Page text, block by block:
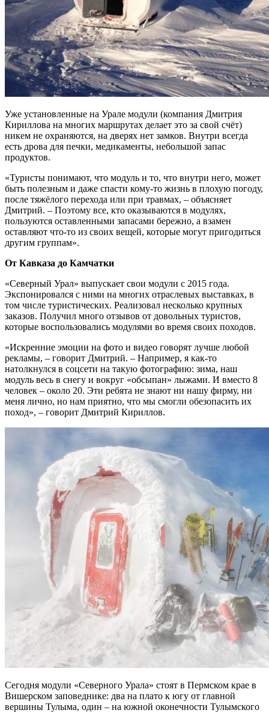
Уже установленные на Урале модули (компания Дмитрия
Кириллова на многих маршрутах делает это за свой счёт)
никем не охраняются, на дверях нет замков. Внутри всегда
есть дрова для печки, медикаменты, небольшой запас
продуктов.
«Туристы понимают, что модуль и то, что внутри него, может
быть полезным и даже спасти кому-то жизнь в плохую погоду,
после тяжёлого перехода или при травмах, – объясняет
Дмитрий. – Поэтому все, кто оказываются в модулях,
пользуются оставленными запасами бережно, а взамен
оставляют что-то из своих вещей, которые могут пригодиться
другим группам».
От Кавказа до Камчатки
«Северный Урал» выпускает свои модули с 2015 года.
Экспонировался с ними на многих отраслевых выставках, в
том числе туристических. Реализовал несколько крупных
заказов. Получил много отзывов от довольных туристов,
которые воспользовались модулями во время своих походов.
«Искренние эмоции на фото и видео говорят лучше любой
рекламы, – говорит Дмитрий. – Например, я как-то
натолкнулся в соцсети на такую фотографию: зима, наш
модуль весь в снегу и вокруг «обсыпан» лыжами. И вместо 8
человек – около 20. Эти ребята не знают ни нашу фирму, ни
меня лично, но нам приятно, что мы смогли обезопасить их
поход», – говорит Дмитрий Кириллов.
Сегодня модули «Северного Урала» стоят в Пермском крае в
Вишерском заповеднике: два на плато к югу от главной
вершины Тулыма, один – на южной оконечности Тулымского